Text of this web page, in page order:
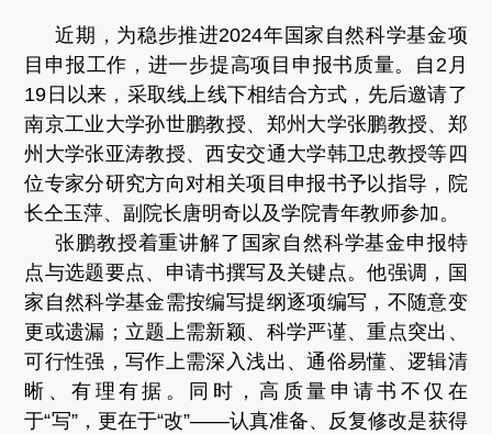
近期，为稳步推进2024年国家自然科学基金项
目申报工作，进一步提高项目申报书质量。自2月
19日以来，采取线上线下相结合方式，先后邀请了
南京工业大学孙世鹏教授、郑州大学张鹏教授、郑
州大学张亚涛教授、西安交通大学韩卫忠教授等四
位专家分研究方向对相关项目申报书予以指导，院
长仝玉萍、副院长唐明奇以及学院青年教师参加。
张鹏教授着重讲解了国家自然科学基金申报特
点与选题要点、申请书撰写及关键点。他强调，国
家自然科学基金需按编写提纲逐项编写，不随意变
更或遗漏；立题上需新颖、科学严谨、重点突出、
可行性强，写作上需深入浅出、通俗易懂、逻辑清
晰、有理有据。同时，高质量申请书不仅在
于“写”，更在于“改”——认真准备、反复修改是获得